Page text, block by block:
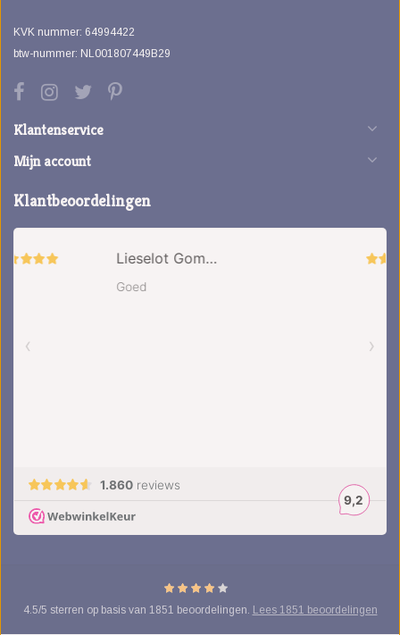
KVK nummer: 64994422
btw-nummer: NL001807449B29
Klantenservice
Mijn account
Klantbeoordelingen
4.5/5 sterren op basis van 1851 beoordelingen. Lees 1851 beoordelingen